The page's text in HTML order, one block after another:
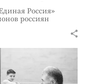
Россия»
россиян